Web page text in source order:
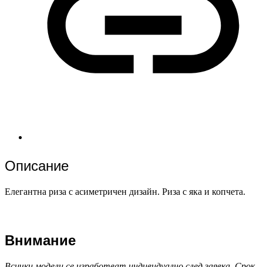
Описание
Елегантна риза с асиметричен дизайн. Риза с яка и копчета.
Внимание